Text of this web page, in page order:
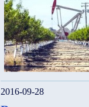
2016-09-28